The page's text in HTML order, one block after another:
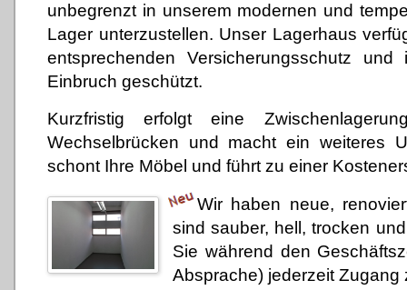
unbegrenzt in unserem modernen und
Lager unterzustellen. Unser Lagerhaus
entsprechenden Versicherungsschutz und
Einbruch geschützt.
Kurzfristig erfolgt eine
Wechselbrücken und macht ein weiteres
schont Ihre Möbel und führt zu einer
Wir haben neue,
sind sauber, hell, trocken
Sie während den
Absprache) jederzeit Zugang